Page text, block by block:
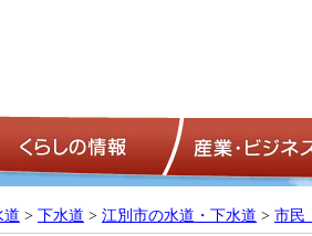
プページ くらしの情報
道 > 下水道 > 江別市の水道・下水道 > 市民